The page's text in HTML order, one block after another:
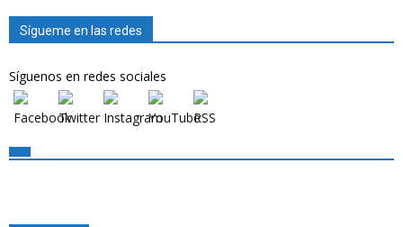
Sígueme en las redes
Síguenos en redes sociales